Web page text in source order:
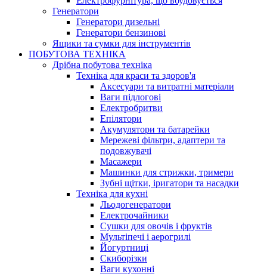
Генератори
Генератори дизельні
Генератори бензинові
Ящики та сумки для інструментів
ПОБУТОВА ТЕХНІКА
Дрібна побутова техніка
Техніка для краси та здоров'я
Аксесуари та витратні матеріали
Ваги підлогові
Електробритви
Епілятори
Акумулятори та батарейки
Мережеві фільтри, адаптери та
подовжувачі
Масажери
Машинки для стрижки, тримери
Зубні щітки, іригатори та насадки
Техніка для кухні
Льодогенератори
Електрочайники
Сушки для овочів і фруктів
Мультіпечі і аерогрилі
Йогуртниці
Скиборізки
Ваги кухонні